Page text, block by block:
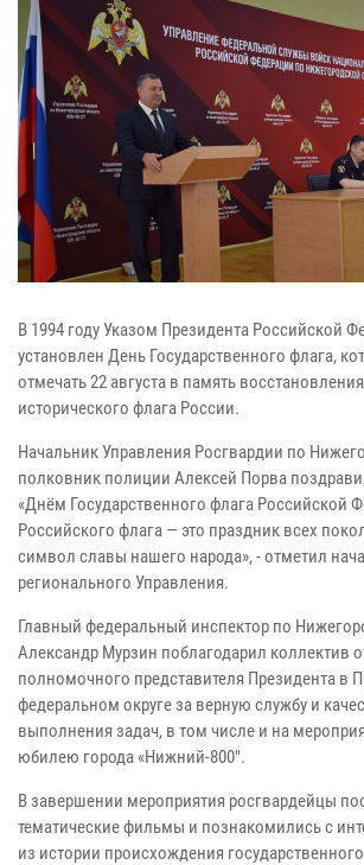
В 1994 году Указом Президента Российской
установлен День Государственного флага,
отмечать 22 августа в память
исторического флага России.
Начальник Управления Росгвардии по
полковник полиции Алексей Порва
«Днём Государственного флага Российской
Российского флага — это праздник всех
символ славы нашего народа», - отметил
регионального Управления.
Главный федеральный инспектор по
Александр Мурзин поблагодарил коллектив
полномочного представителя Президента в
федеральном округе за верную службу и
выполнения задач, в том числе и на
юбилею города «Нижний-800".
В завершении мероприятия росгвардейцы
тематические фильмы и познакомились с
из истории происхождения